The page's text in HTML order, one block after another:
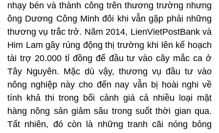
nhạy bén và thành công trên thương trường nhưng
ông Dương Công Minh đôi khi vẫn gặp phải những
thương vụ trắc trở. Năm 2014, LienVietPostBank và
Him Lam gây rúng động thị trường khi lên kế hoạch
tài trợ 20.000 tỉ đồng để đầu tư vào cây mắc ca ở
Tây Nguyên. Mặc dù vậy, thương vụ đầu tư vào
nông nghiệp này cho đến nay vẫn bị hoài nghi về
tính khả thi trong bối cảnh giá cả nhiều loại mặt
hàng nông sản giảm sâu trong suốt thời gian qua.
Tất nhiên, đó còn là những tranh cãi nóng bỏng